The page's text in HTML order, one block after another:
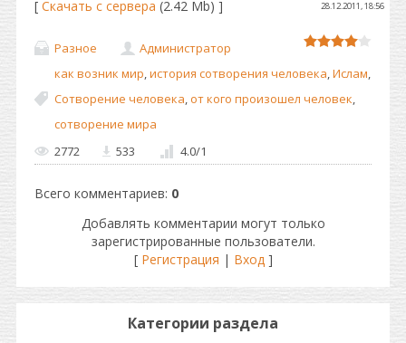
[ Скачать с сервера (2.42 Mb) ] 28.12.2011, 18:56
Разное
Администратор
как возник мир история сотворения человека Ислам
Сотворение человека от кого произошел человек
сотворение мира
2772
533 4.0/1
Всего комментариев: 0
Добавлять комментарии могут только
зарегистрированные пользователи.
[ Регистрация | Вход]
Категории раздела